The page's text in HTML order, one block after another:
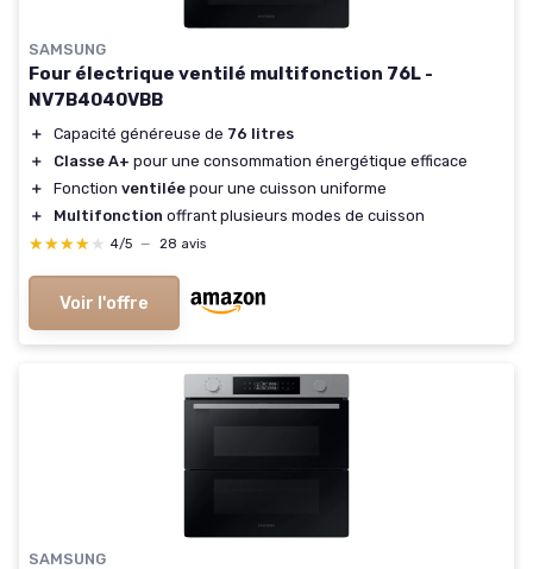
SAMSUNG
Four électrique ventilé multifonction 76L -
NV7B4040VBB
＋ Capacité généreuse de 76 litres
＋
Classe A+ pour une consommation énergétique efficace
＋
Fonction ventilée pour une cuisson uniforme
＋
Multifonction offrant plusieurs modes de cuisson
★★★★★
★★★★★ 4/5 — 28 avis
Voir l'offre
SAMSUNG